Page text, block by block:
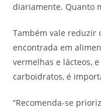
diariamente. Quanto
Também vale reduzir
encontrada em
vermelhas e lácteos,
carboidratos, é
“Recomenda-se